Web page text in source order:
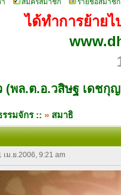
สมัครสมาชิก รายชื่อสมาชิก
ได้ทำการย้าย
(พล.ต.อ.วสิษฐ เดชกุ
รมจักร :: » สมาธิ
เม.ย.2006, 9:21 am